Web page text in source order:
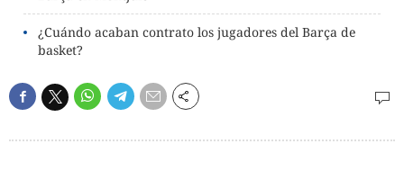
¿Cuándo acaban contrato los jugadores del Barça de
basket?